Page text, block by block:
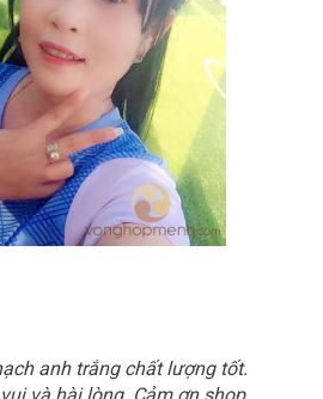
anh trắng chất lượng tốt.